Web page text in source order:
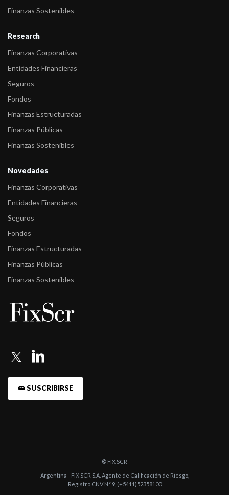
Finanzas Sostenibles
Research
Finanzas Corporativas
Entidades Financieras
Seguros
Fondos
Finanzas Estructuradas
Finanzas Públicas
Finanzas Sostenibles
Novedades
Finanzas Corporativas
Entidades Financieras
Seguros
Fondos
Finanzas Estructuradas
Finanzas Públicas
Finanzas Sostenibles
SUSCRIBIRSE
© FIX SCR
Argentina - FIX SCR S.A. Agente de Calificación de Riesgo,
Registro CNV N° 9, (+5411)52358100